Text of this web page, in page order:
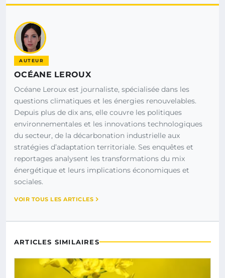
AUTEUR
OCÉANE LEROUX
Océane Leroux est journaliste, spécialisée dans les
questions climatiques et les énergies renouvelables.
Depuis plus de dix ans, elle couvre les politiques
environnementales et les innovations technologiques
du secteur, de la décarbonation industrielle aux
stratégies d’adaptation territoriale. Ses enquêtes et
reportages analysent les transformations du mix
énergétique et leurs implications économiques et
sociales.
VOIR TOUS LES ARTICLES
ARTICLES SIMILAIRES